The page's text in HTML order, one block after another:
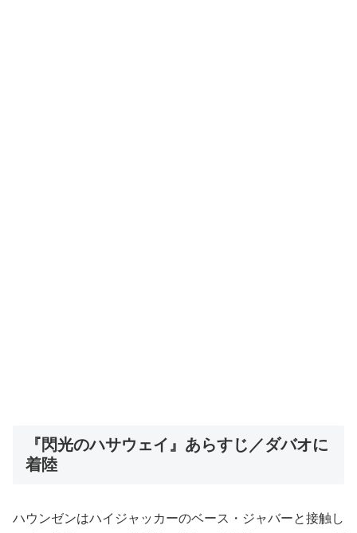
『閃光のハサウェイ』あらすじ／ダバオに
着陸
ハウンゼンはハイジャッカーのベース・ジャバーと接触し